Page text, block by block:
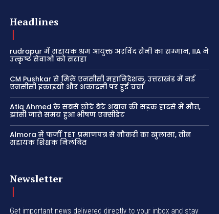
Headlines
rudrapur में सहायक श्रम आयुक्त अरविंद सैनी का सम्मान, IIA ने
उत्कृष्ट सेवाओं को सराहा
CM Pushkar से मिले एनसीसी महानिदेशक, उत्तराखंड में नई
एनसीसी इकाइयों और अकादमी पर हुई चर्चा
Atiq Ahmed के सबसे छोटे बेटे अबान की सड़क हादसे में मौत,
झांसी जाते समय हुआ भीषण एक्सीडेंट
Almora में फर्जी TET प्रमाणपत्र से नौकरी का खुलासा, तीन
सहायक शिक्षक निलंबित
Newsletter
Get important news delivered directly to your inbox and stay